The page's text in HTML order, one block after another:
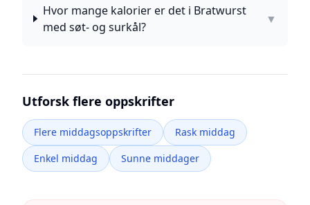
Hvor mange kalorier er det i Bratwurst
med søt- og surkål?
▼
Utforsk flere oppskrifter
Flere middagsoppskrifter
Rask middag
Enkel middag
Sunne middager